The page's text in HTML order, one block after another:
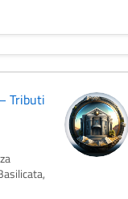
Tributi